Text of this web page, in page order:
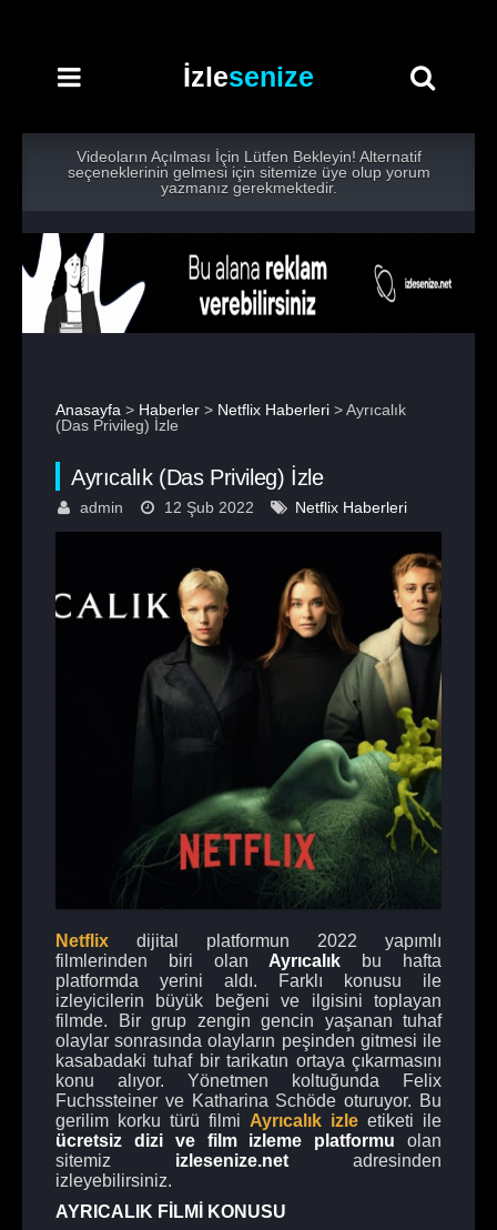
İzlesenize
Videoların Açılması İçin Lütfen Bekleyin! Alternatif
seçeneklerinin gelmesi için sitemize üye olup yorum
yazmanız gerekmektedir.
Anasayfa > Haberler > Netflix Haberleri > Ayrıcalık
(Das Privileg) İzle
Ayrıcalık (Das Privileg) İzle
admin 12 Şub 2022 Netflix Haberleri
Netflix
dijital platformun 2022 yapımlı
filmlerinden biri olan Ayrıcalık
bu hafta
platformda yerini aldı. Farklı konusu ile
izleyicilerin büyük beğeni ve ilgisini toplayan
filmde. Bir grup zengin gencin yaşanan tuhaf
olaylar sonrasında olayların peşinden gitmesi ile
kasabadaki tuhaf bir tarikatın ortaya çıkarmasını
konu alıyor. Yönetmen koltuğunda Felix
Fuchssteiner ve Katharina Schöde oturuyor. Bu
gerilim korku türü filmi Ayrıcalık izle etiketi ile
ücretsiz dizi ve film izleme platformu olan
sitemiz izlesenize.net adresinden
izleyebilirsiniz.
AYRICALIK FİLMİ KONUSU